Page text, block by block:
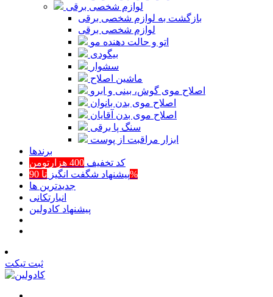
لوازم شخصی برقی
بازگشت به لوازم شخصی برقی
لوازم شخصی برقی
اتو و حالت دهنده مو
بیگودی
سشوار
ماشین اصلاح
اصلاح موی گوش، بینی و ابرو
اصلاح موی بدن بانوان
اصلاح موی بدن آقایان
سنگ پا برقی
ابزار مراقبت از پوست
برند‌ها
کد تخفیف 400 هزارتومن
پیشنهاد شگفت انگیزتا 90%
جدیدترین ها
انبارتکانی
پیشنهاد کادولین
ثبت تیکت